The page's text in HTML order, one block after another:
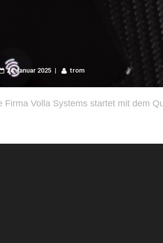
24 Januar 2025 trom
Volla Systems startet mit dem